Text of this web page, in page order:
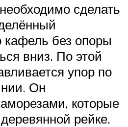
сделать
кафель без опоры
вниз. По этой
упор по
Он
которые
рейке.